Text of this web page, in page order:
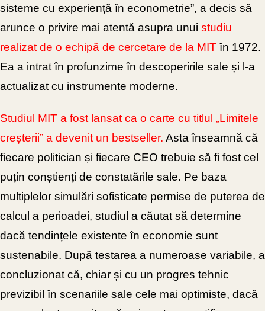
sisteme cu experiență în econometrie”, a decis să
arunce o privire mai atentă asupra unui studiu
realizat de o echipă de cercetare de la MITîn 1972.
Ea a intrat în profunzime în descoperirile sale și l-a
actualizat cu instrumente moderne.
Studiul MIT a fost lansat ca o carte cu titlul „Limitele
creșterii” a devenit un bestseller. Asta înseamnă că
fiecare politician și fiecare CEO trebuie să fi fost cel
puțin conștienți de constatările sale. Pe baza
multiplelor simulări sofisticate permise de puterea de
calcul a perioadei, studiul a căutat să determine
dacă tendințele existente în economie sunt
sustenabile. După testarea a numeroase variabile, a
concluzionat că, chiar și cu un progres tehnic
previzibil în scenariile sale cele mai optimiste, dacă